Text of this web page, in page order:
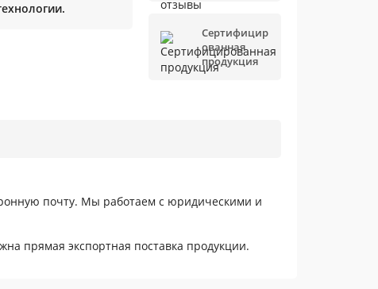
Сертифицир
ованная
продукция
почту. Мы работаем с юридическими и
прямая экспортная поставка продукции.